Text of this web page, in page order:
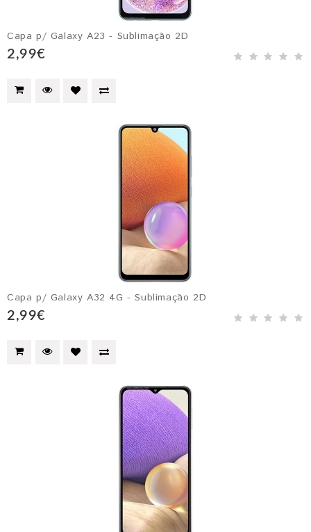
Capa p/ Galaxy A23 - Sublimação 2D
2,99€
Capa p/ Galaxy A32 4G - Sublimação 2D
2,99€